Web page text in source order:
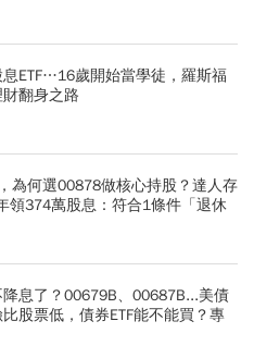
ETF…16歲開始當學徒，羅斯福
翻身之路
為何選00878做核心持股？達人存
領374萬股息：符合1條件「退休
息了？00679B、00687B...美債
股票低，債券ETF能不能買？專